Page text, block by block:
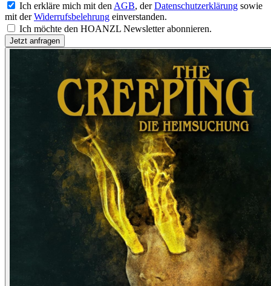
Ich erkläre mich mit den AGB, derDatenschutzerklärung sowie
mit derWiderrufsbelehrung einverstanden.
Ich möchte den HOANZL Newsletter abonnieren.